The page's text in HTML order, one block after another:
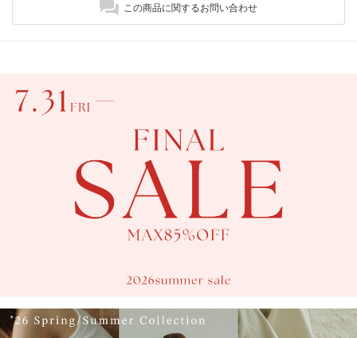
この商品に関するお問い合わせ